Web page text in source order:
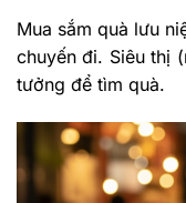
Mua sắm quà lưu
chuyến đi. Siêu thị
tưởng để tìm quà.